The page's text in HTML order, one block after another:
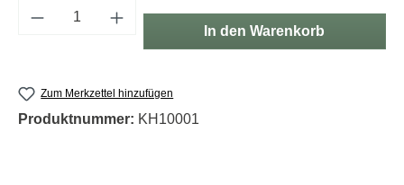
Produkt Anzahl: Gib den gewünschten
In den Warenkorb
Zum Merkzettel hinzufügen
Produktnummer: KH10001